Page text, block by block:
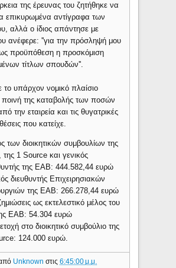
της έρευνας του ζητήθηκε να
επικυρωμένα αντίγραφα των
αλλά ο ίδιος απάντησε με
ανέφερε: ''για την πρόσληψή μου
προϋπόθεση η προσκόμιση
τίτλων σπουδών''.
υπάρχον νομικό πλαίσιο
ποινή της καταβολής των ποσών
την εταιρεία και τις θυγατρικές
που κατείχε.
των διοικητικών συμβουλίων της
1 Source και γενικός
της ΕΑΒ: 444.582,44 ευρώ
διευθυντής Επιχειρησιακών
της ΕΑΒ: 266.278,44 ευρώ
ως εκτελεστικό μέλος του
ΕΑΒ: 54.304 ευρώ
στο διοικητικό συμβούλιο της
124.000 ευρώ.
Unknownστις6:45:00 μ.μ.